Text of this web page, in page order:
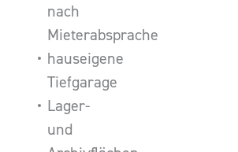
nach
Mieterabsprache
hauseigene
Tiefgarage
Lager-
und